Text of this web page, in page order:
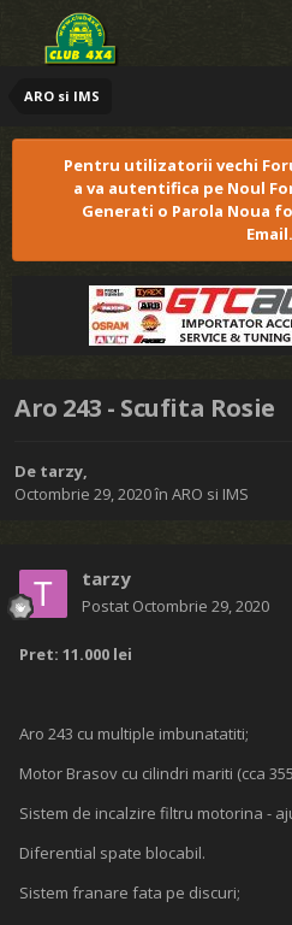
ARO si IMS
Pentru utilizatorii vechi
a va autentifica pe Noul
Generati o Parola Noua
Email.
Aro 243 - Scufita Rosie
De tarzy,
Octombrie 29, 2020în ARO si IMS
tarzy
Postat Octombrie 29, 2020
Pret: 11.000 lei
Aro 243 cu multiple imbunatatiti;
Motor Brasov cu cilindri mariti (cca
Sistem de incalzire filtru motorina -
Diferential spate blocabil.
Sistem franare fata pe discuri;